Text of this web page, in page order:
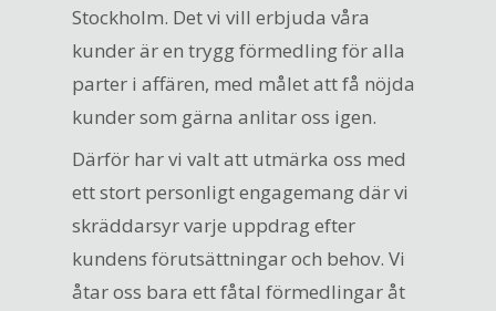
Stockholm. Det vi vill erbjuda våra
kunder är en trygg förmedling för alla
parter i affären, med målet att få nöjda
kunder som gärna anlitar oss igen.
Därför har vi valt att utmärka oss med
ett stort personligt engagemang där vi
skräddarsyr varje uppdrag efter
kundens förutsättningar och behov. Vi
åtar oss bara ett fåtal förmedlingar åt